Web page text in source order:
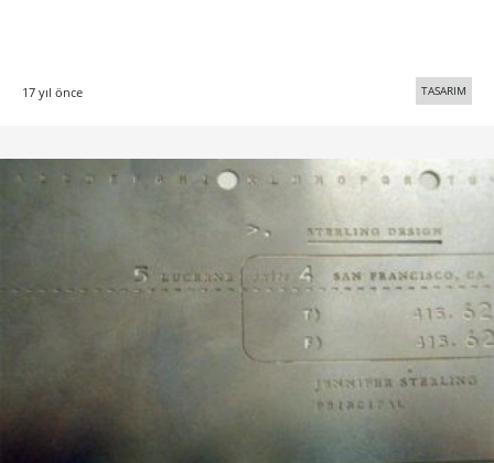
17 yıl önce TASARIM